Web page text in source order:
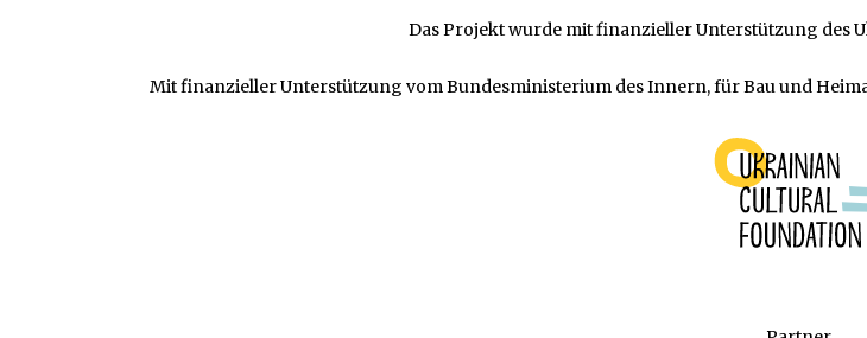
Das Projekt wurde mit finanzieller Unterstützung des
Mit finanzieller Unterstützung vom Bundesministerium des Innern, für Bau und